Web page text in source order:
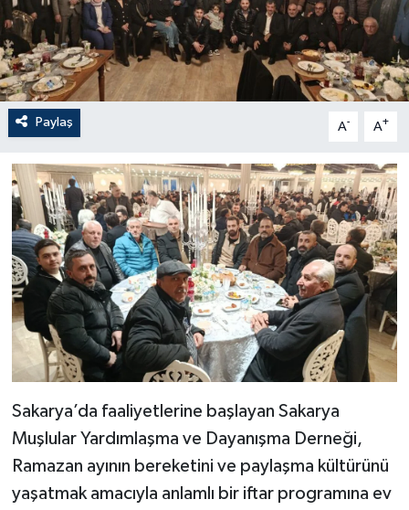
Paylaş A- A+
Sakarya’da faaliyetlerine başlayan Sakarya
Muşlular Yardımlaşma ve Dayanışma Derneği,
Ramazan ayının bereketini ve paylaşma kültürünü
yaşatmak amacıyla anlamlı bir iftar programına ev